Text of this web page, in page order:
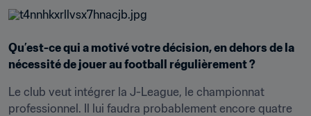
Qu’est-ce qui a motivé votre décision, en dehors de la
nécessité de jouer au football régulièrement ?
Le club veut intégrer la J-League, le championnat
professionnel. Il lui faudra probablement encore quatre